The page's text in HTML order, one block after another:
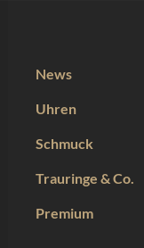
News
Uhren
Schmuck
Trauringe & Co.
Premium